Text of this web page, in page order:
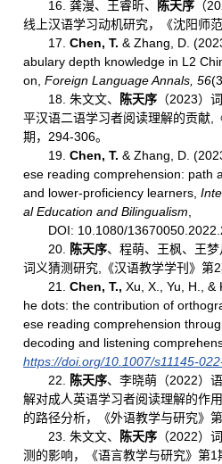
16. 龚漫、王睿昕、
陈天序 （
线上汉语学习动机研究，《沈阳师
17.Chen, T. & Zhang, D.
abulary depth knowledge in L2
on,Foreign Language Annals, 56
18. 朱文文、
陈天序 （2023）
平汉语二语学习者阅读理解的贡献,
期，294-306。
19.Chen, T. & Zhang, D.
ese reading comprehension: path
and lower-proficiency learners,
al Education and Bilingualism,
DOI: 10.1080/
20. 陈天序、程萌、王枫、王
词义猜测研究,《汉语教学学刊》第2
21.Chen, T.,Xu, X., Yu, H., &
he dots: the contribution of
ese reading comprehension
decoding and listening
https://doi.org/10.1007/s11145-
22. 陈天序、李晓萌（2022）
解对成人英语学习者阅读理解的作
的路径分析，《外语教学与研究》
23. 朱文文、
陈天序 （2022）
测的影响，《语言教学与研究》第1